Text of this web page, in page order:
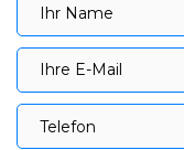
Ihr Name
Ihre E-Mail
Ihre E-Mail
Telefon
Telefon